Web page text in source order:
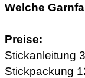
Welche
Preise:
Stickanleitung
Stickpackung